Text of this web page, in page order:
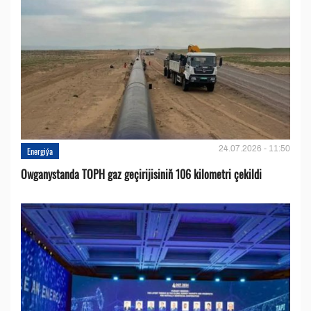
Energiýa 24.07.2026 - 11:50
Owganystanda TOPH gaz geçirijisiniň 106 kilometri çekildi